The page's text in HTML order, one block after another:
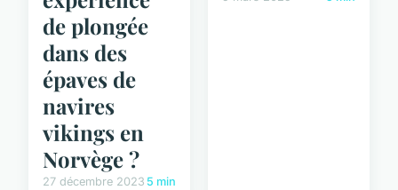
de plongée
dans des
épaves de
navires
vikings en
Norvège ?
27 décembre 2023 5 min